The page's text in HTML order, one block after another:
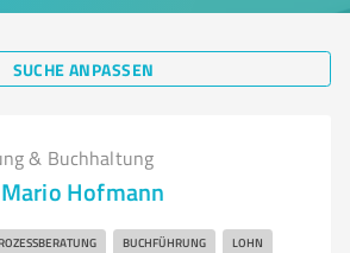
SUCHE ANPASSEN
& Buchhaltung
Hofmann
BUCHFÜHRUNG LOHN